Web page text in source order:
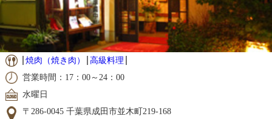
焼肉（焼き肉）
高級料理
営業時間：17：00～24：00
水曜日
〒286-0045 千葉県成田市並木町219-168